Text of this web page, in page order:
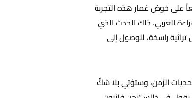
على خوض غمار هذه التجربة
العربي، ذلك الحدث الذي
راسخة، للوصول إلى
الزمن، وستؤتي بلا شكٍّ